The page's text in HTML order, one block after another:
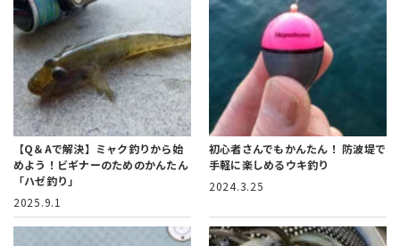
【Q＆Aで解決】ミャク釣りから始
めよう！ ビギナーのためのかんたん
「ハゼ釣り」
2025.9.1
初心者さんでもかんたん！防波堤で
手軽に楽しめるウキ釣り
2024.3.25